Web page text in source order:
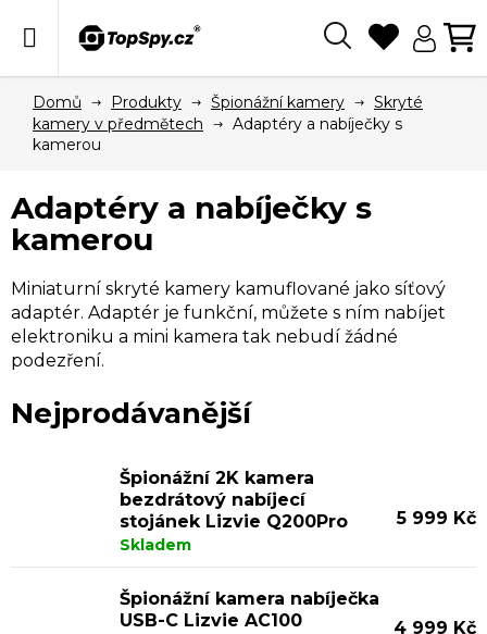
Domů Produkty Špionážní kamery
Skryté
kamery v předmětech
Adaptéry a nabíječky s
kamerou
Adaptéry a nabíječky s
kamerou
Miniaturní skryté kamery kamuflované jako síťový
adaptér. Adaptér je funkční, můžete s ním nabíjet
elektroniku a mini kamera tak nebudí žádné
podezření.
Nejprodávanější
Špionážní 2K kamera
bezdrátový nabíjecí
stojánek Lizvie Q200Pro
Skladem
5 999 Kč
Špionážní kamera nabíječka
USB-C Lizvie AC100
4 999 Kč
i